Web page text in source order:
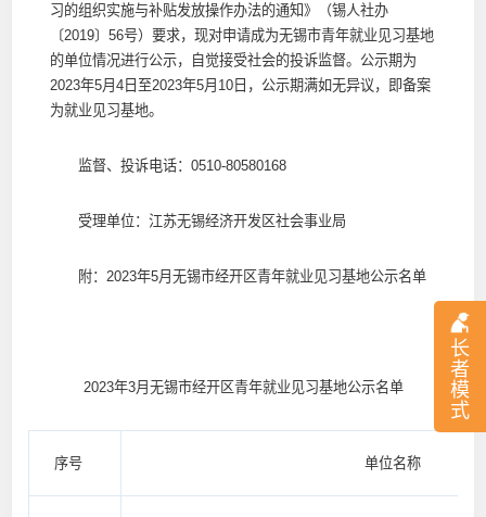
长
者
模
式
习的组织实施与补贴发放操作办法的通知》（锡人社办
〔2019〕56号）要求，现对申请成为无锡市青年就业见习基地
的单位情况进行公示，自觉接受社会的投诉监督。公示期为
2023年5月4日至2023年5月10日，公示期满如无异议，即备案
为就业见习基地。
监督、投诉电话：0510-80580168
受理单位：江苏无锡经济开发区社会事业局
附：2023年5月无锡市经开区青年就业见习基地公示名单
2023年3月无锡市经开区青年就业见习基地公示名单
序号 单位名称